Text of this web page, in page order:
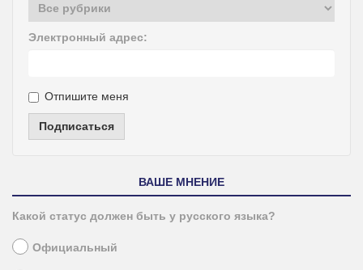
Электронный адрес:
Отпишите меня
Подписаться
ВАШЕ МНЕНИЕ
Какой статус должен быть у русского языка?
Официальный